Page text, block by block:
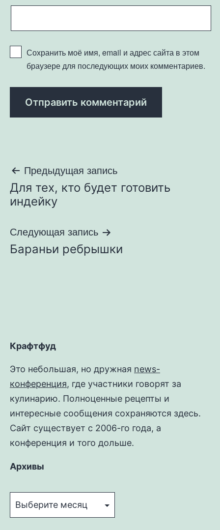
Сохранить моё имя, email и адрес сайта в этом
браузере для последующих моих комментариев.
Навигация
по
записям
Предыдущая запись
Для тех, кто будет готовить
индейку
Следующая запись
Бараньи ребрышки
Крафтфуд
Это небольшая, но дружная news-
конференция, где участники говорят за
кулинарию. Полноценные рецепты и
интересные сообщения сохраняются здесь.
Сайт существует с 2006-го года, а
конференция и того дольше.
Архивы